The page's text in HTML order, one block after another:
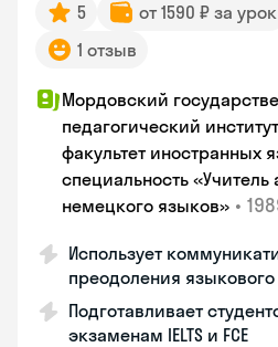
5 от 1590 ₽ за урок
1 отзыв
Мордовский
педагогический
факультет иностранных
специальность «Учитель
немецкого языков» •
Использует
преодоления
Подготавливает
экзаменам IELTS и FCE